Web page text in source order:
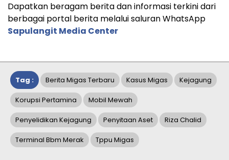
Dapatkan beragam berita dan informasi terkini dari
berbagai portal berita melalui saluran WhatsApp
Sapulangit Media Center
Tag : Berita Migas Terbaru Kasus Migas Kejagung
Korupsi Pertamina Mobil Mewah
Penyelidikan Kejagung Penyitaan Aset Riza Chalid
Terminal Bbm Merak Tppu Migas